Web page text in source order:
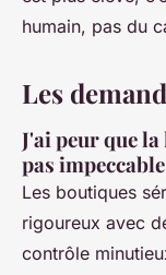
humain, pas du
Les
J'ai peur que
pas
Les boutiques
rigoureux avec
contrôle